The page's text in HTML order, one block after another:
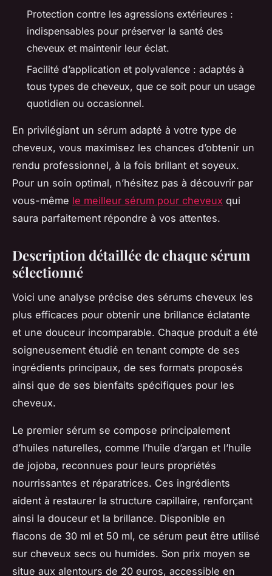
Protection contre les agressions extérieures :
indispensables pour préserver la santé des
cheveux et maintenir leur éclat.
Facilité d’application et polyvalence : adaptés à
tous types de cheveux, que ce soit pour un usage
quotidien ou occasionnel.
En privilégiant un sérum adapté à votre type de
cheveux, vous maximisez les chances d’obtenir un
rendu professionnel, à la fois brillant et soyeux.
Pour un soin optimal, n’hésitez pas à découvrir par
vous-même le meilleur sérum pour cheveux qui
saura parfaitement répondre à vos attentes.
Description détaillée de chaque sérum
sélectionné
Voici une analyse précise des sérums cheveux les
plus efficaces pour obtenir une brillance éclatante
et une douceur incomparable. Chaque produit a été
soigneusement étudié en tenant compte de ses
ingrédients principaux, de ses formats proposés
ainsi que de ses bienfaits spécifiques pour les
cheveux.
Le premier sérum se compose principalement
d’huiles naturelles, comme l’huile d’argan et l’huile
de jojoba, reconnues pour leurs propriétés
nourrissantes et réparatrices. Ces ingrédients
aident à restaurer la structure capillaire, renforçant
ainsi la douceur et la brillance. Disponible en
flacons de 30 ml et 50 ml, ce sérum peut être utilisé
sur cheveux secs ou humides. Son prix moyen se
situe aux alentours de 20 euros, accessible en